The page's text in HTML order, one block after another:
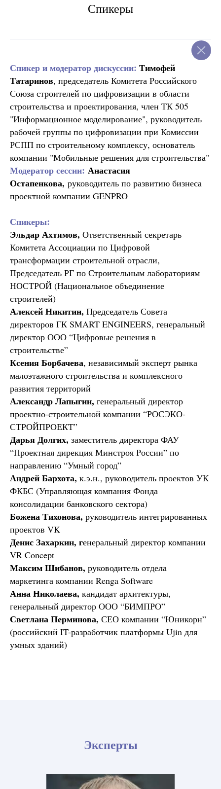
Спикеры
Спикер и модератор дискуссии: Тимофей
Татаринов, председатель Комитета Российского
Союза строителей по цифровизации в области
строительства и проектирования, член ТК 505
"Информационное моделирование", руководитель
рабочей группы по цифровизации при Комиссии
РСПП по строительному комплексу, основатель
компании "Мобильные решения для строительства"
Модератор сессии: Анастасия
Остапенкова, руководитель по развитию бизнеса
проектной компании GENPRO
Спикеры:
Эльдар Ахтямов, Ответственный секретарь
Комитета Ассоциации по Цифровой
трансформации строительной отрасли,
Председатель РГ по Строительным лабораториям
НОСТРОЙ (Национальное объединение
строителей)
Алексей Никитин, Председатель Совета
директоров ГК SMART ENGINEERS, генеральный
директор ООО “Цифровые решения в
строительстве”
Ксения Борбачева, независимый эксперт рынка
малоэтажного строительства и комплексного
развития территорий
Александр Лапыгин, генеральный директор
проектно-строительной компании “РОСЭКО-
СТРОЙПРОЕКТ”
Дарья Долгих, заместитель директора ФАУ
“Проектная дирекция Минстроя России” по
направлению “Умный город”
Андрей Бархота, к.э.н., руководитель проектов УК
ФКБС (Управляющая компания Фонда
консолидации банковского сектора)
Божена Тихонова, руководитель интегрированных
проектов VK
Денис Захаркин, генеральный директор компании
VR Concept
Максим Шибанов, руководитель отдела
маркетинга компании Renga Software
Анна Николаева, кандидат архитектуры,
генеральный директор ООО “БИМПРО”
Светлана Перминова, СЕО компании “Юникорн”
(российский IT-разработчик платформы Ujin для
умных зданий)
Эксперты